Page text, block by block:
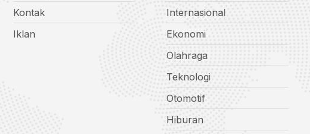
Kontak
Iklan
Internasional
Ekonomi
Olahraga
Teknologi
Otomotif
Hiburan